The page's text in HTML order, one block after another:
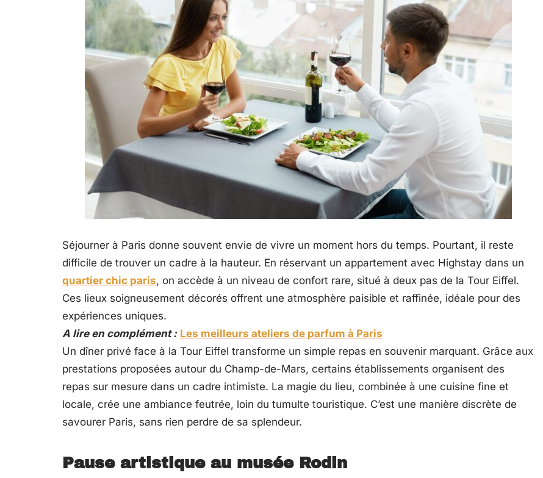
Séjourner à Paris donne souvent envie de vivre un moment hors du temps. Pourtant, il reste
difficile de trouver un cadre à la hauteur. En réservant un appartement avec Highstay dans un
quartier chic paris, on accède à un niveau de confort rare, situé à deux pas de la Tour Eiffel.
Ces lieux soigneusement décorés offrent une atmosphère paisible et raffinée, idéale pour des
expériences uniques.
A lire en complément : Les meilleurs ateliers de parfum à Paris
Un dîner privé face à la Tour Eiffel transforme un simple repas en souvenir marquant. Grâce aux
prestations proposées autour du Champ-de-Mars, certains établissements organisent des
repas sur mesure dans un cadre intimiste. La magie du lieu, combinée à une cuisine fine et
locale, crée une ambiance feutrée, loin du tumulte touristique. C’est une manière discrète de
savourer Paris, sans rien perdre de sa splendeur.
Pause artistique au musée Rodin